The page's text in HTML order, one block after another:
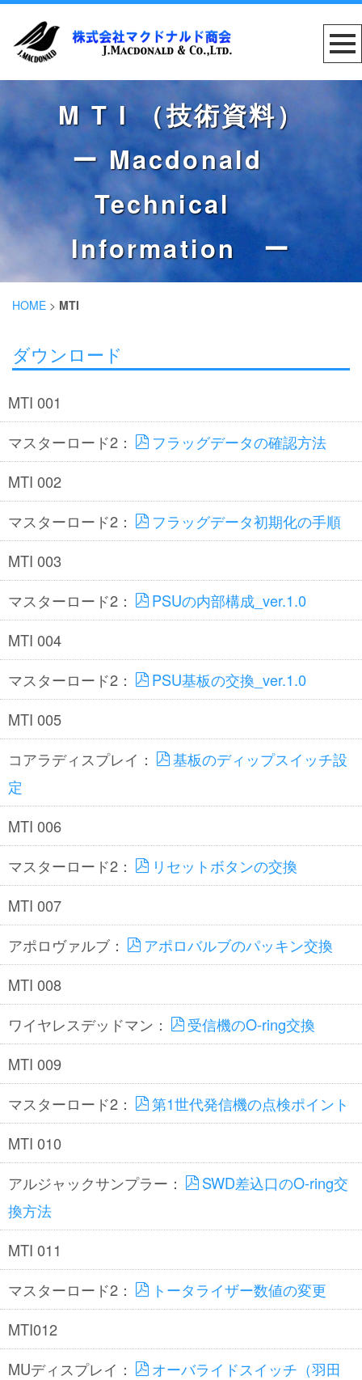
M T I （技術資料）
ー Macdonald
Technical
Information ー
HOME > MTI
ダウンロード
MTI 001
マスターロード2：
フラッグデータの確認方法
MTI 002
マスターロード2：
フラッグデータ初期化の手順
MTI 003
マスターロード2：
PSUの内部構成_ver.1.0
MTI 004
マスターロード2：
PSU基板の交換_ver.1.0
MTI 005
コアラディスプレイ：
基板のディップスイッチ設
定
MTI 006
マスターロード2：
リセットボタンの交換
MTI 007
アポロヴァルブ：
アポロバルブのパッキン交換
MTI 008
ワイヤレスデッドマン：
受信機のO-ring交換
MTI 009
マスターロード2：
第1世代発信機の点検ポイント
MTI 010
アルジャックサンプラー：
SWD差込口のO-ring交
換方法
MTI 011
マスターロード2：
トータライザー数値の変更
MTI012
MUディスプレイ：
オーバライドスイッチ（羽田